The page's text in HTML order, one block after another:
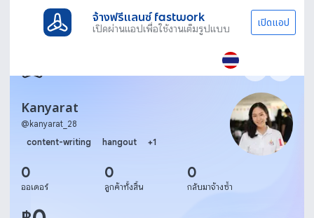
จ้างฟรีแลนซ์ fastwork
เปิดผ่านแอปเพื่อใช้งานเต็มรูปแบบ เปิดแอป
Kanyarat
@ kanyarat_28
content-writing
hangout +1
0
ออเดอร์
0
ลูกค้าทั้งสิ้น
0
กลับมาจ้างซ้ำ